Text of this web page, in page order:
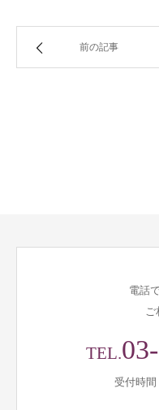
前の記事
電話
TEL.
受付時